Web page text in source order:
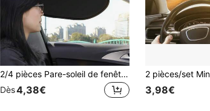
2/4 pièces Pare-soleil de fenêtre de voiture, nouveau design incurvé avec adsorption électrostatique, pare-soleil de fenêtre latérale sans colle, protection UV, isolation thermique, rideau d'intimité, s'adapte universellement à la plupart des berlines, SUV, camions, pare-soleil de fenêtre latérale avant et arrière pour la conduite d'été, protection solaire pour bébé et passager, sans obstruction de la vue, pare-soleil de fenêtre de voiture en maille respirante, pare-soleil de voiture portable, convient pour la conduite d'été, le camping, le trajet quotidien, couverture de protection d'intimité de fenêtre de voiture, accessoire de protection solaire pour l'intérieur de la voiture
Dès4,38€ 3,98€